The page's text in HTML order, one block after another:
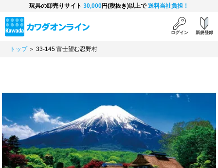
玩具の卸売りサイト 30,000円(税抜き)以上で送料当社負担！
ログイン 新規登録
トップ＞ 33-145 富士望む忍野村